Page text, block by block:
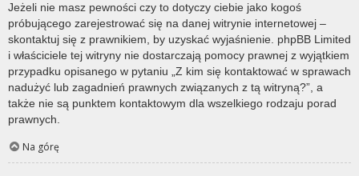
Jeżeli nie masz pewności czy to dotyczy ciebie jako kogoś
próbującego zarejestrować się na danej witrynie internetowej –
skontaktuj się z prawnikiem, by uzyskać wyjaśnienie. phpBB Limited
i właściciele tej witryny nie dostarczają pomocy prawnej z wyjątkiem
przypadku opisanego w pytaniu „Z kim się kontaktować w sprawach
nadużyć lub zagadnień prawnych związanych z tą witryną?”, a
także nie są punktem kontaktowym dla wszelkiego rodzaju porad
prawnych.
Na górę